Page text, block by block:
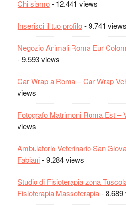
Chi siamo- 12.441 views
Inserisci il tuo profilo- 9.741 views
Negozio Animali Roma Eur
- 9.593 views
Car Wrap a Roma – Car Wrap
views
Fotografo Matrimoni Roma Est –
views
Ambulatorio Veterinario San
Fabiani- 9.284 views
Studio di Fisioterapia zona
Fisioterapia Massoterapia- 8.689